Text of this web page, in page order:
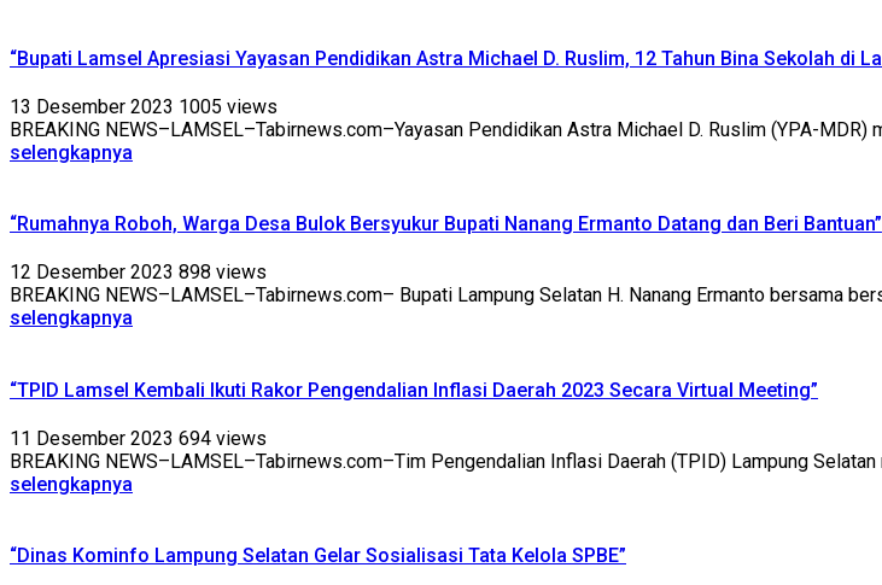
“Bupati Lamsel Apresiasi Yayasan Pendidikan Astra Michael D. Ruslim, 12 Tahun Bina Sekolah di
13 Desember 2023 1005 views
BREAKING NEWS–LAMSEL–Tabirnews.com–Yayasan Pendidikan Astra Michael D. Ruslim (YPA-MDR)
selengkapnya
“Rumahnya Roboh, Warga Desa Bulok Bersyukur Bupati Nanang Ermanto Datang dan Beri Bantuan”
12 Desember 2023 898 views
BREAKING NEWS–LAMSEL–Tabirnews.com– Bupati Lampung Selatan H. Nanang Ermanto bersama
selengkapnya
“TPID Lamsel Kembali Ikuti Rakor Pengendalian Inflasi Daerah 2023 Secara Virtual Meeting”
11 Desember 2023 694 views
BREAKING NEWS–LAMSEL–Tabirnews.com–Tim Pengendalian Inflasi Daerah (TPID) Lampung
selengkapnya
“Dinas Kominfo Lampung Selatan Gelar Sosialisasi Tata Kelola SPBE”